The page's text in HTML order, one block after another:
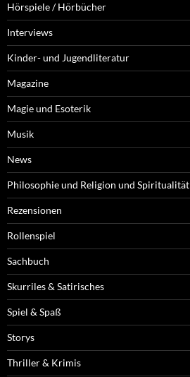
Hörspiele / Hörbücher
Interviews
Kinder- und Jugendliteratur
Magazine
Magie und Esoterik
Musik
News
Philosophie und Religion und Spiritualität
Rezensionen
Rollenspiel
Sachbuch
Skurriles & Satirisches
Spiel & Spaß
Storys
Thriller & Krimis